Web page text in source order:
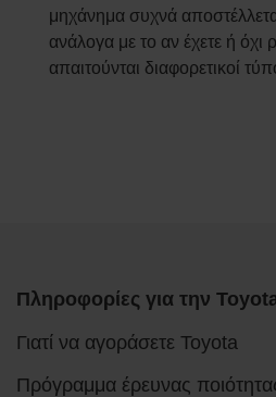
μηχάνημα συχνά
ανάλογα με το αν έχετε ή
απαιτούνται διαφορετικοί
Πληροφορίες για την
Γιατί να αγοράσετε Toyota
Πρόγραμμα έρευνας